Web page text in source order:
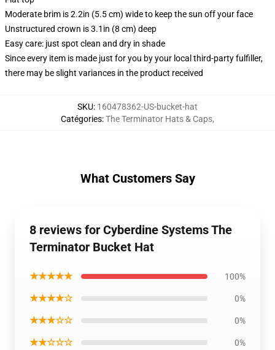
Moderate brim is 2.2in (5.5 cm) wide to keep the sun off your face
Unstructured crown is 3.1in (8 cm) deep
Easy care: just spot clean and dry in shade
Since every item is made just for you by your local third-party fulfiller,
there may be slight variances in the product received
SKU: 160478362-US-bucket-hat
Catégories:The Terminator Hats & Caps,
What Customers Say
8 reviews for Cyberdine Systems The
Terminator Bucket Hat
★★★★★ 100%
★★★★☆ 0%
★★★☆☆ 0%
★★☆☆☆ 0%